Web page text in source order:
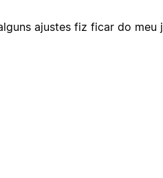
ajustes fiz ficar do meu